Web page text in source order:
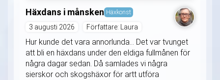
Häxdans i månsken Häxkonst
3 augusti 2026 Författare: Laura
Hur kunde det vara annorlunda... Det var tvunget
att bli en häxdans under den eldiga fullmånen för
några dagar sedan. Då samlades vi några
sierskor och skogshäxor för artt utföra